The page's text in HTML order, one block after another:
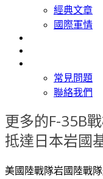
經典文章
國際軍情
常見問題
聯絡我們
更多的F-35B
抵達日本岩國
美國陸戰隊岩國陸戰